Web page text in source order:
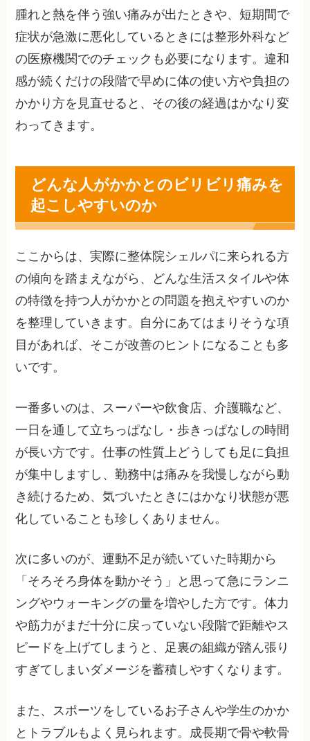
腫れと熱を伴う強い痛みが出たときや、短期間で
症状が急激に悪化しているときには整形外科など
の医療機関でのチェックも必要になります。違和
感が続くだけの段階で早めに体の使い方や負担の
かかり方を見直せると、その後の経過はかなり変
わってきます。
どんな人がかかとのビリビリ痛みを
起こしやすいのか
ここからは、実際に整体院シェルパに来られる方
の傾向を踏まえながら、どんな生活スタイルや体
の特徴を持つ人がかかとの問題を抱えやすいのか
を整理していきます。自分にあてはまりそうな項
目があれば、そこが改善のヒントになることも多
いです。
一番多いのは、スーパーや飲食店、介護職など、
一日を通して立ちっぱなし・歩きっぱなしの時間
が長い方です。仕事の性質上どうしても足に負担
が集中しますし、勤務中は痛みを我慢しながら動
き続けるため、気づいたときにはかなり状態が悪
化していることも珍しくありません。
次に多いのが、運動不足が続いていた時期から
「そろそろ身体を動かそう」と思って急にランニ
ングやウォーキングの量を増やした方です。体力
や筋力がまだ十分に戻っていない段階で距離やス
ピードを上げてしまうと、足裏の組織が踏ん張り
すぎてしまいダメージを蓄積しやすくなります。
また、スポーツをしているお子さんや学生のかか
とトラブルもよく見られます。成長期で骨や軟骨